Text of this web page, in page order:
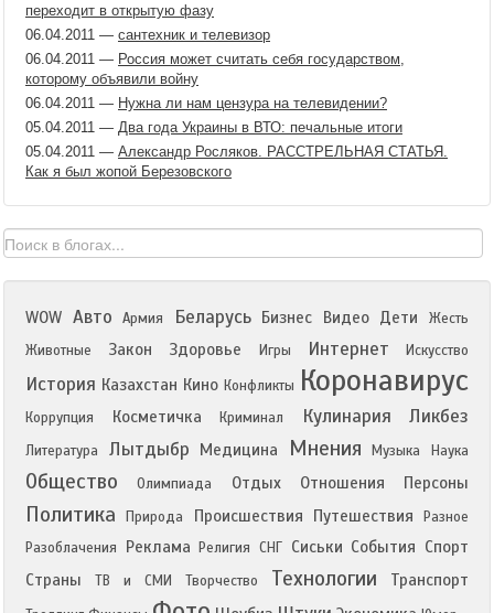
переходит в открытую фазу
06.04.2011 — сантехник и телевизор
06.04.2011 — Россия может считать себя государством,
которому объявили войну
06.04.2011 — Нужна ли нам цензура на телевидении?
05.04.2011 — Два года Украины в ВТО: печальные итоги
05.04.2011 — Александр Росляков. РАССТРЕЛЬНАЯ СТАТЬЯ.
Как я был жопой Березовского
WOW Авто Армия Беларусь Бизнес Видео Дети
Жесть
Животные
Закон Здоровье Игры Интернет Искусство
История Казахстан Кино Конфликты Коронавирус
Коррупция Косметичка Криминал Кулинария Ликбез
Литература Лытдыбр Медицина Мнения Музыка Наука
Общество Олимпиада Отдых Отношения Персоны
Политика Природа Происшествия Путешествия
Разное
Разоблачения
Реклама Религия СНГ Сиськи События Спорт
Страны
ТВ и СМИ Творчество Технологии Транспорт